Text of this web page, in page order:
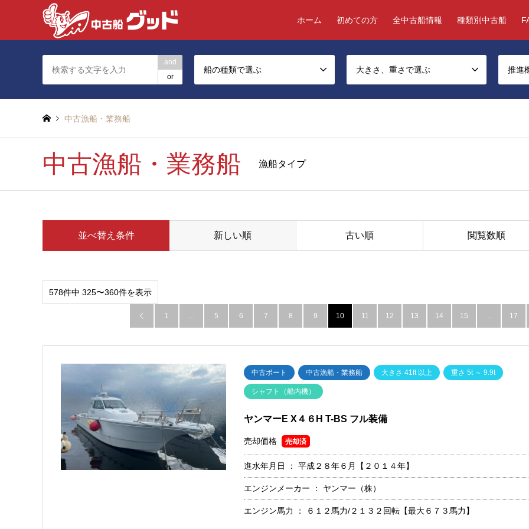
ホーム 初めての方 全中古船情報 種類別中古船
and
or
船の種類で選ぶ 大きさ、重さで選ぶ 推進
中古漁船・業務船
中古漁船・業務船 漁船タイプ
並べ替え条件 新しい順 古い順 閲覧数順
578件中 325〜360件を表示
 1 … 5 6 7 8 9 10 11 12 13 14 15 … 17
中古ボート 中古漁船・業務船 大きさ 41ft 以上 重さ 5t ～ 9.9t
シャフト（船内機）
ヤンマーE X４６H T-BS フル装備
売却価格 売却済
進水年月日 ：平成２８年６月【２０１４年】
エンジンメーカー ： ヤンマー（株）
エンジン馬力 ： ６１２馬力/２１３２回転【最大６７３馬力】